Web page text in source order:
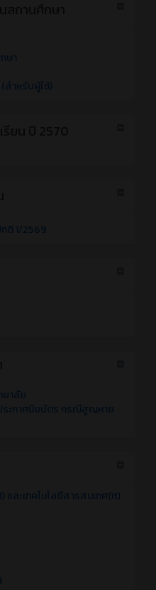
ษา
ำหรับผู้ใช้)
ติ 1/2569
ยาลัย
ระกาศนียบัตร กรณีสูญหาย
ละเทคโนโลยีสารสนเทศ(it)